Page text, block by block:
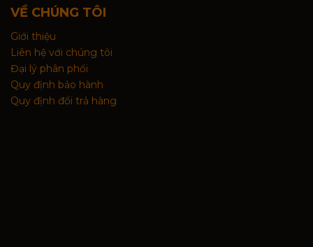
VỀ CHÚNG TÔI
Giới thiệu
Liên hệ với chúng tôi
Đại lý phân phối
Quy định bảo hành
Quy định đổi trả hàng